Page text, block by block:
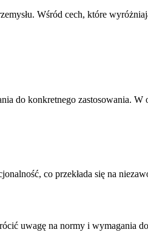
Wśród cech, które
do konkretnego zastosowania.
co przekłada się na
uwagę na normy i wymagania